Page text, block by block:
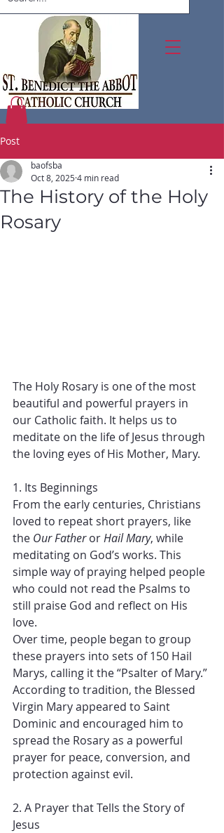
Post
The History of the Holy
Rosary
baofsba
Oct 8, 2025 4 min read
The Holy Rosary is one of the most
beautiful and powerful prayers in
our Catholic faith. It helps us to
meditate on the life of Jesus through
the loving eyes of His Mother, Mary.
1. Its Beginnings
From the early centuries, Christians
loved to repeat short prayers, like
the Our Father or Hail Mary, while
meditating on God’s works. This
simple way of praying helped people
who could not read the Psalms to
still praise God and reflect on His
love.
Over time, people began to group
these prayers into sets of 150 Hail
Marys, calling it the “Psalter of Mary.”
According to tradition, the Blessed
Virgin Mary appeared to Saint
Dominic and encouraged him to
spread the Rosary as a powerful
prayer for peace, conversion, and
protection against evil.
2. A Prayer that Tells the Story of
Jesus